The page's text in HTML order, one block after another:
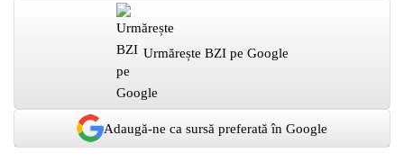
Urmărește BZI pe Google
Adaugă-ne ca sursă preferată în Google